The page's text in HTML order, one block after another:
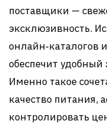
поставщики —
эксклюзивность.
обеспечит удобный
Именно такое
качество питания,
контролировать